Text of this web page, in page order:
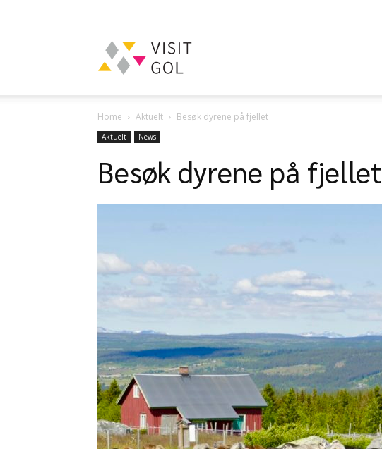
Home Aktuelt Besøk dyrene på fjellet
Aktuelt News
Besøk dyrene på fjellet